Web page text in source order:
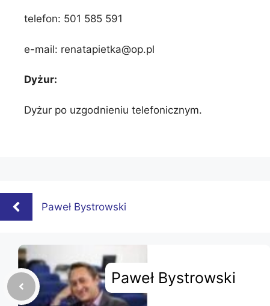
telefon: 501 585 591
e-mail: renatapietka@op.pl
Dyżur:
Dyżur po uzgodnieniu telefonicznym.
Paweł Bystrowski
Paweł Bystrowski